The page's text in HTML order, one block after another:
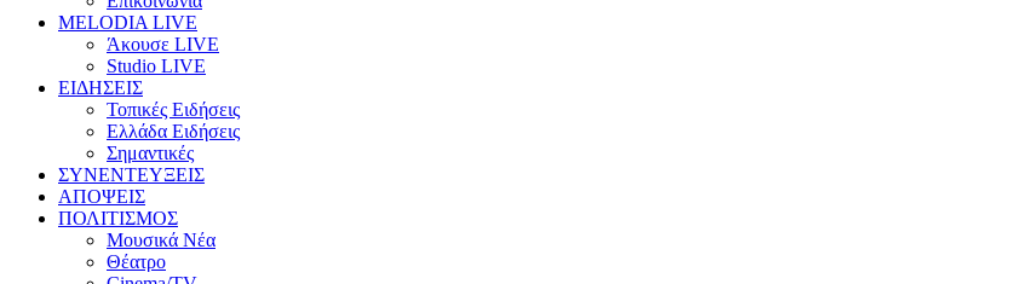
MELODIA LIVE
Άκουσε LIVE
Studio LIVE
ΕΙΔΗΣΕΙΣ
Τοπικές Ειδήσεις
Ελλάδα Ειδήσεις
Σημαντικές
ΣΥΝΕΝΤΕΥΞΕΙΣ
ΑΠΟΨΕΙΣ
ΠΟΛΙΤΙΣΜΟΣ
Μουσικά Νέα
Θέατρο